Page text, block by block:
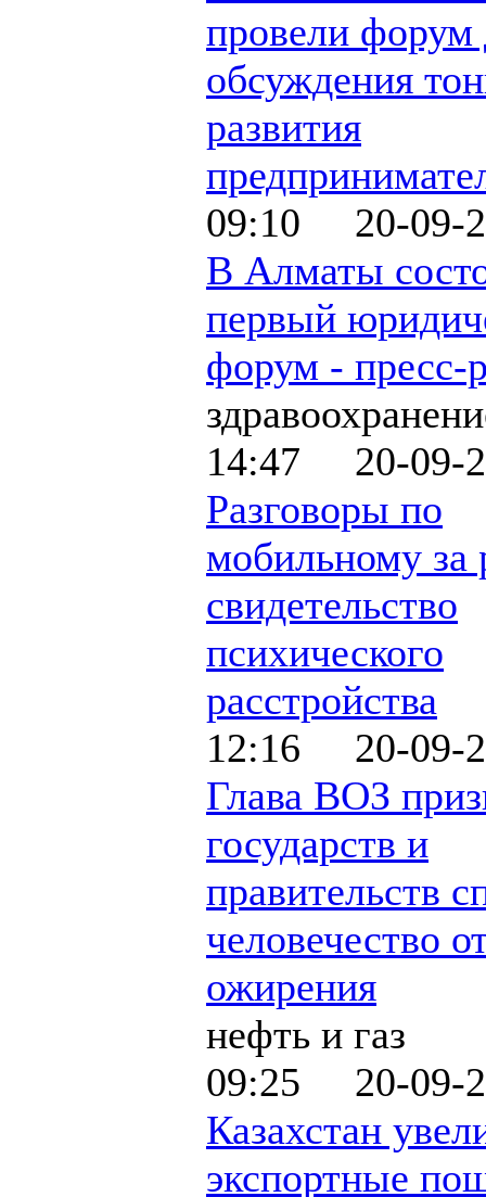
провели форум
обсуждения
развития
09:10 20-09-
В Алматы
первый
форум - пресс-
14:47 20-09-
Разговоры по
мобильному за
свидетельство
психического
расстройства
12:16 20-09-
Глава ВОЗ
государств и
правительств
человечество
ожирения
нефть и газ
09:25 20-09-
Казахстан
экспортные